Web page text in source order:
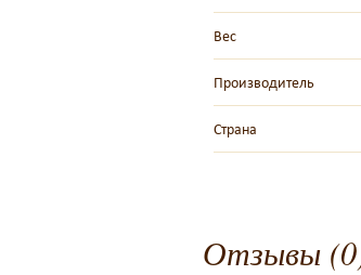
Вес
Производитель
Страна
Отзывы